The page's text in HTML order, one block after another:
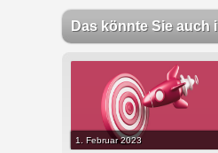
Das könnte Sie auch
1. Februar 2023